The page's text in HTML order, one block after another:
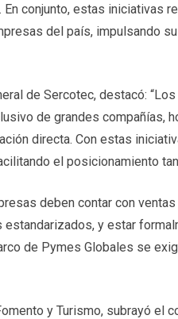
conjunto, estas iniciativas
del país, impulsando
de Sercotec, destacó:
de grandes compañías,
directa. Con estas
el posicionamiento
deben contar con
y estar
de Pymes Globales se
y Turismo, subrayó el